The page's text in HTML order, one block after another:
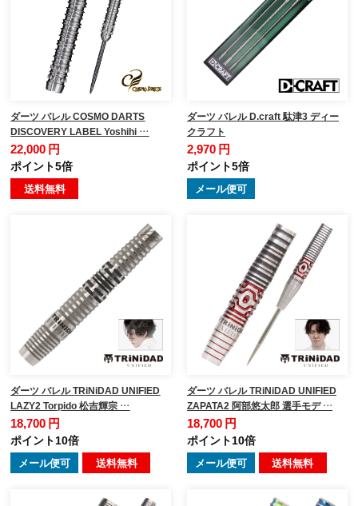
ダーツ バレル COSMO DARTS
DISCOVERY LABEL Yoshihi …
22,000 円
ポイント5倍
送料無料
ダーツ バレル D.craft 駄津3 ディー
クラフト
2,970 円
ポイント5倍
メール便可
ダーツ バレル TRiNiDAD UNIFIED
LAZY2 Torpido 松吉輝宗 …
18,700 円
ポイント10倍
メール便可 送料無料
ダーツ バレル TRiNiDAD UNIFIED
ZAPATA2 阿部悠太郎 選手モデ …
18,700 円
ポイント10倍
メール便可 送料無料